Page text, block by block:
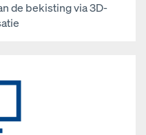
de bekisting via 3D-